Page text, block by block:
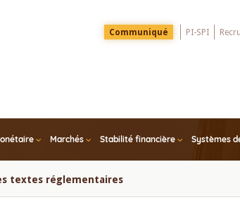
Menu
Top
Communiqué PI-SPI
Marchés Stabilité financière Systèmes
textes réglementaires